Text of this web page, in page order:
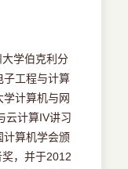
学伯克利分
子工程与计算
计算机与网
云计算IV讲习
计算机学会颁
，并于2012